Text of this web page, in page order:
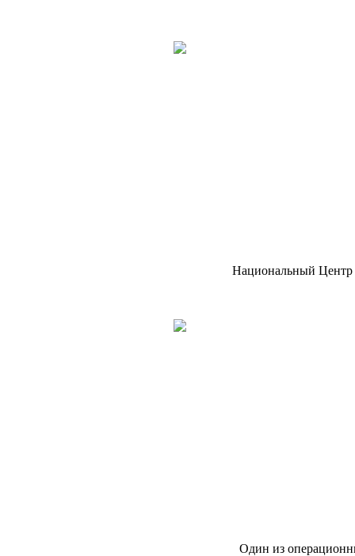
Национальный
Один из